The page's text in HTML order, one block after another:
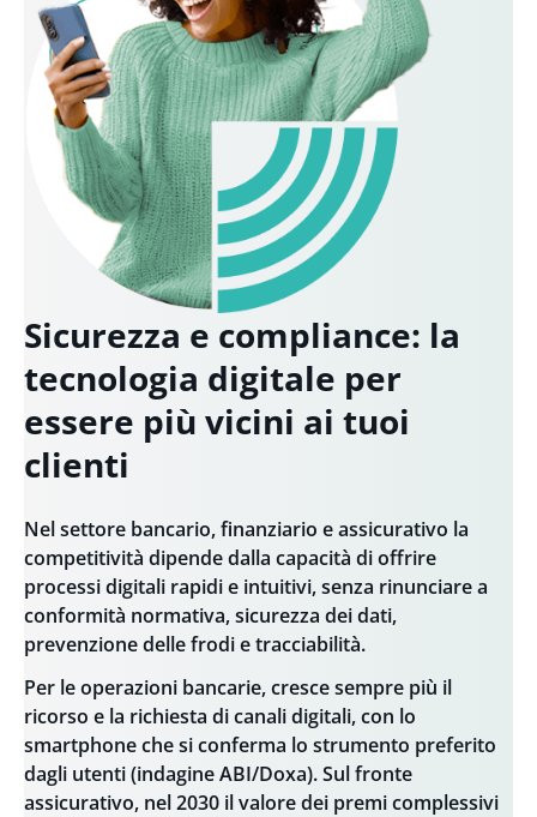
Sicurezza e compliance: la
tecnologia digitale per
essere più vicini ai tuoi
clienti
Nel settore bancario, finanziario e assicurativo la
competitività dipende dalla capacità di offrire
processi digitali rapidi e intuitivi, senza rinunciare a
conformità normativa, sicurezza dei dati,
prevenzione delle frodi e tracciabilità.
Per le operazioni bancarie, cresce sempre più il
ricorso e la richiesta di canali digitali, con lo
smartphone che si conferma lo strumento preferito
dagli utenti (indagine ABI/Doxa). Sul fronte
assicurativo, nel 2030 il valore dei premi complessivi